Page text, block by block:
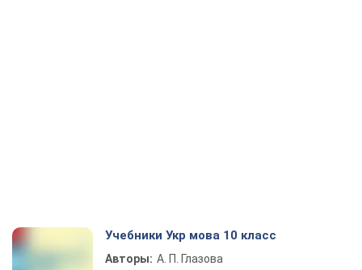
Учебники Укр мова 10 класс
Авторы: А. П. Глазова